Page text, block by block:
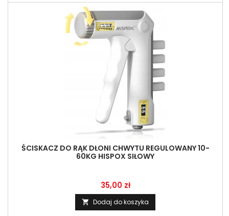
ŚCISKACZ DO RĄK DŁONI CHWYTU REGULOWANY 10-
60KG HISPOX SIŁOWY
Cena
35,00 zł
 Dodaj do koszyka